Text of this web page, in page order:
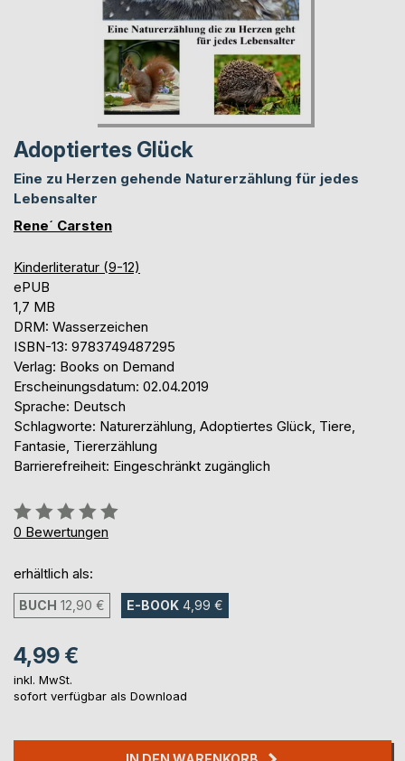
Adoptiertes Glück
Eine zu Herzen gehende Naturerzählung für jedes
Lebensalter
Rene´ Carsten
Kinderliteratur (9-12)
ePUB
1,7 MB
DRM: Wasserzeichen
ISBN-13: 9783749487295
Verlag: Books on Demand
Erscheinungsdatum: 02.04.2019
Sprache: Deutsch
Schlagworte: Naturerzählung, Adoptiertes Glück, Tiere,
Fantasie, Tiererzählung
Barrierefreiheit: Eingeschränkt zugänglich
Bewertung::
0%
0 Bewertungen
erhältlich als:
BUCH 12,90 € E-BOOK 4,99 €
4,99 €
inkl. MwSt.
sofort verfügbar als Download